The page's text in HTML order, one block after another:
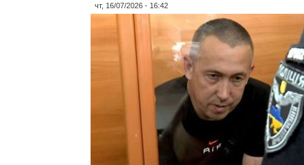
чт, 16/07/2026 - 16:42